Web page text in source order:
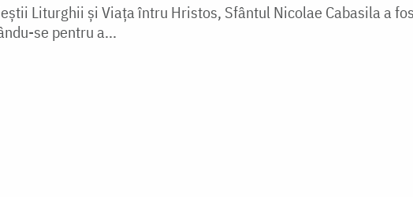
Liturghii și Viața întru Hristos, Sfântul Nicolae Cabasila a
se pentru a...